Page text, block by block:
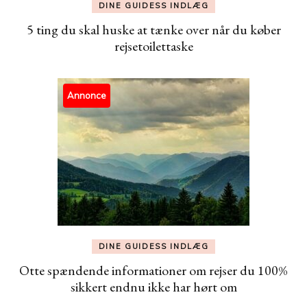
DINE GUIDESS INDLÆG
5 ting du skal huske at tænke over når du køber
rejsetoilettaske
Annonce
DINE GUIDESS INDLÆG
Otte spændende informationer om rejser du 100%
sikkert endnu ikke har hørt om